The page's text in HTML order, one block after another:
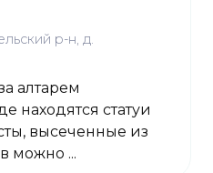
р-н, д.
алтарем
находятся статуи
высеченные из
можно ...